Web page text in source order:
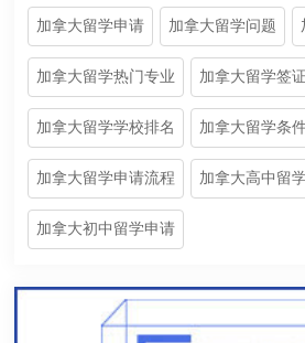
加拿大留学申请 加拿大留学问题
加拿大留学热门专业 加拿大留学签证
加拿大留学学校排名 加拿大留学条
加拿大留学申请流程 加拿大高中留
加拿大初中留学申请